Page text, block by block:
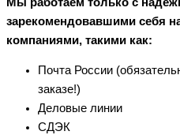
зарекомендовавшими себя
компаниями, такими как:
Почта России
заказе!)
Деловые линии
СДЭК